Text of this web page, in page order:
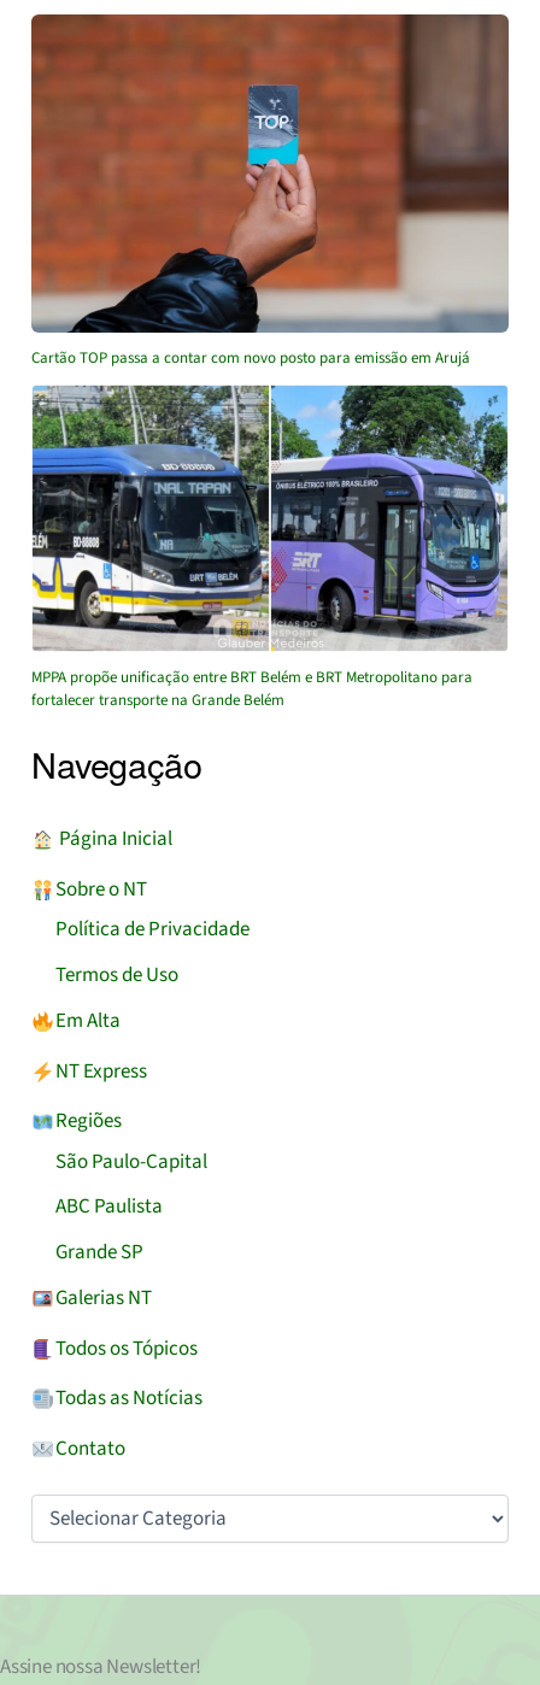
Cartão TOP passa a contar com novo posto para emissão em Arujá
MPPA propõe unificação entre BRT Belém e BRT Metropolitano para
fortalecer transporte na Grande Belém
Navegação
︎ Página Inicial
Sobre o NT
Política de Privacidade
Termos de Uso
Em Alta
NT Express
Regiões
São Paulo-Capital
ABC Paulista
Grande SP
Galerias NT
Todos os Tópicos
Todas as Notícias
Contato
Assine nossaNewsletter!